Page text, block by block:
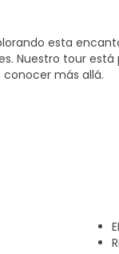
esta
Nuestro tour
conocer más allá.